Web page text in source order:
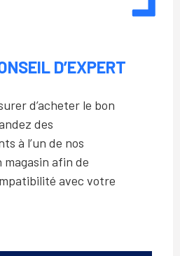
D’EXPERT
d’acheter le bon
des
à l’un de nos
magasin afin de
avec votre